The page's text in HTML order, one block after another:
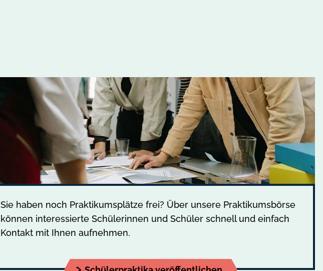
Sie haben noch Praktikumsplätze frei? Über unsere Praktikumsbörse
können interessierte Schülerinnen und Schüler schnell und einfach
Kontakt mit Ihnen aufnehmen.